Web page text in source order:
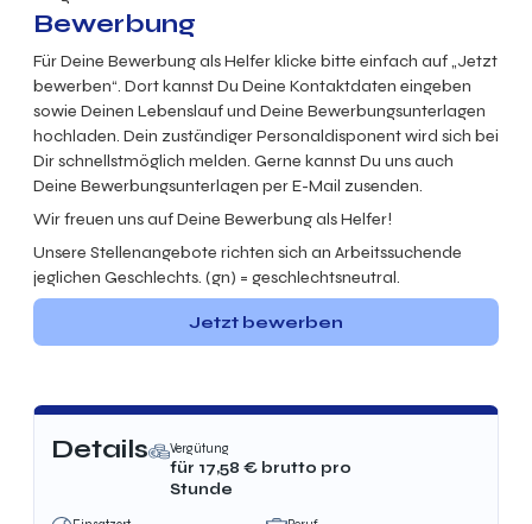
Bewerbung
Für Deine Bewerbung als Helfer klicke bitte einfach auf „Jetzt
bewerben“. Dort kannst Du Deine Kontaktdaten eingeben
sowie Deinen Lebenslauf und Deine Bewerbungsunterlagen
hochladen. Dein zuständiger Personaldisponent wird sich bei
Dir schnellstmöglich melden. Gerne kannst Du uns auch
Deine Bewerbungsunterlagen per E-Mail zusenden.
Wir freuen uns auf Deine Bewerbung als Helfer!
Unsere Stellenangebote richten sich an Arbeitssuchende
jeglichen Geschlechts. (gn) = geschlechtsneutral.
Jetzt bewerben
Details Vergütung
für 17,58 € brutto pro
Stunde